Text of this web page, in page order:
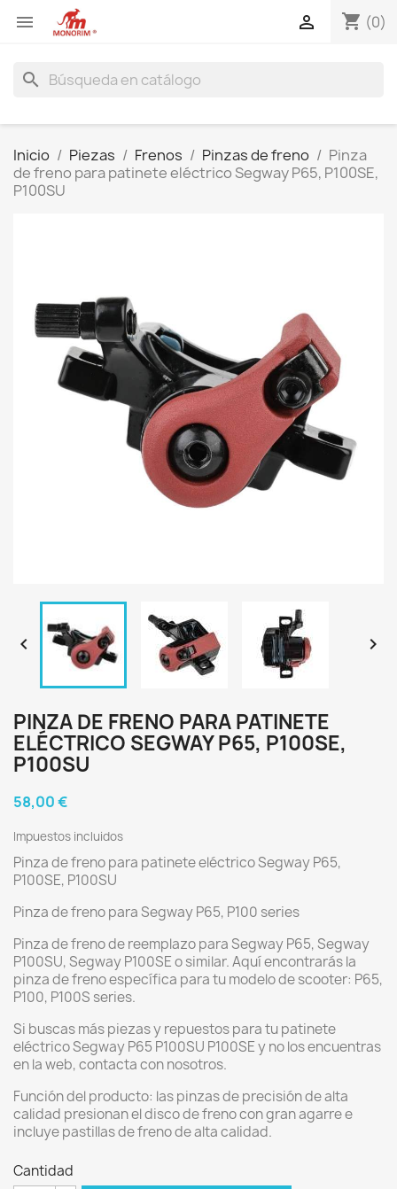
 shopping_cart (0)

search
Inicio Piezas Frenos Pinzas de freno
Pinza
de freno para patinete eléctrico Segway P65, P100SE,
P100SU
 
PINZA DE FRENO PARA PATINETE
ELÉCTRICO SEGWAY P65, P100SE,
P100SU
58,00 €
Impuestos incluidos
Pinza de freno para patinete eléctrico Segway P65,
P100SE, P100SU
Pinza de freno para Segway P65, P100 series
Pinza de freno de reemplazo para Segway P65, Segway
P100SU, Segway P100SE o similar. Aquí encontrarás la
pinza de freno específica para tu modelo de scooter: P65,
P100, P100S series.
Si buscas más piezas y repuestos para tu patinete
eléctrico Segway P65 P100SU P100SE y no los encuentras
en la web, contacta con nosotros.
Función del producto: las pinzas de precisión de alta
calidad presionan el disco de freno con gran agarre e
incluye pastillas de freno de alta calidad.
Cantidad